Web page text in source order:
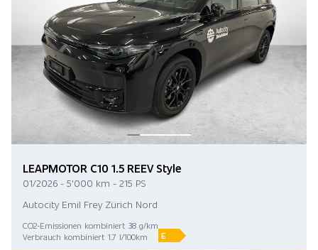
LEAPMOTOR C10 1.5 REEV Style
01/2026 - 5'000 km - 215 PS
Autocity Emil Frey Zürich Nord
CO2-Emissionen kombiniert 38 g/km
Verbrauch kombiniert 1.7 l/100km
E